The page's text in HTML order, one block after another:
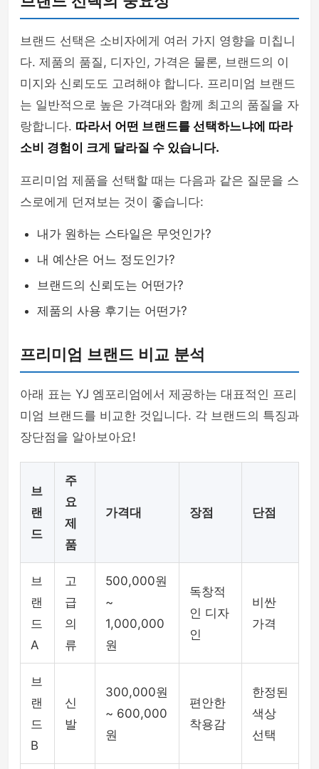
브랜드 선택은 소비자에게 여러 가지 영향을 미칩니
다. 제품의 품질, 디자인, 가격은 물론, 브랜드의 이
미지와 신뢰도도 고려해야 합니다. 프리미엄 브랜드
는 일반적으로 높은 가격대와 함께 최고의 품질을 자
랑합니다. 따라서 어떤 브랜드를 선택하느냐에 따라
소비 경험이 크게 달라질 수 있습니다.
프리미엄 제품을 선택할 때는 다음과 같은 질문을 스
스로에게 던져보는 것이 좋습니다:
내가 원하는 스타일은 무엇인가?
내 예산은 어느 정도인가?
브랜드의 신뢰도는 어떤가?
제품의 사용 후기는 어떤가?
프리미엄 브랜드 비교 분석
아래 표는 YJ 엠포리엄에서 제공하는 대표적인 프리
미엄 브랜드를 비교한 것입니다. 각 브랜드의 특징과
장단점을 알아보아요!
브
랜
드
주
요
제
품
가격대 장점 단점
브
랜
드
A
고
급
의
류
500,000원
~
1,000,000
원
독창적
인 디자
인
비싼
가격
브
랜
드
B
신
발
300,000원
~ 600,000
원
편안한
착용감
한정된
색상
선택